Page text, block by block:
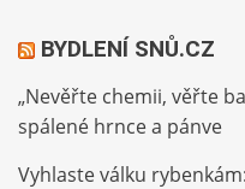
BYDLENÍ SNŮ.CZ
„Nevěřte chemii, věřte
spálené hrnce a pánve
Vyhlaste válku